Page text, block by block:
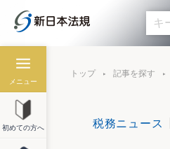
メニュー
初めての方へ
トップ 記事を探す
税務ニュース